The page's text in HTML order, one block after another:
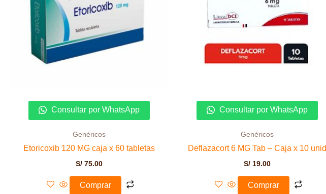
Consultar por WhatsApp
Genéricos
Etoricoxib 120 MG caja x 60 tabletas
S/ 75.00
Comprar
Consultar por WhatsApp
Genéricos
Deflazacort 6 MG Tab – Caja x 10 unid
S/ 19.00
Comprar